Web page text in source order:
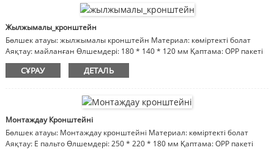
Жылжымалы_кронштейн
Бөлшек атауы: жылжымалы кронштейн Материал: көміртекті болат
Аяқтау: майланған Өлшемдері: 180 * 140 * 120 мм Қаптама: OPP пакеті
немесе қорап, картон, ағаш қорап Ескертпе: материал, әрлеу,
өлшемдер реттеледі
СҰРАУ ДЕТАЛЬ
Монтаждау Кронштейні
Бөлшек атауы: Монтаждау кронштейні Материал: көміртекті болат
Аяқтау: E пальто Өлшемдері: 250 * 220 * 180 мм Қаптама: OPP пакеті